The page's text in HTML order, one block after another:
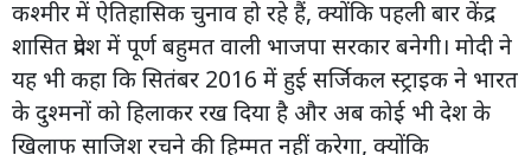
कश्मीर में ऐतिहासिक चुनाव हो रहे हैं, क्योंकि पहली बार केंद्र
शासित प्रदेश में पूर्ण बहुमत वाली भाजपा सरकार बनेगी। मोदी ने
यह भी कहा कि सितंबर 2016 में हुई सर्जिकल स्ट्राइक ने भारत
के दुश्मनों को हिलाकर रख दिया है और अब कोई भी देश के
खिलाफ साजिश रचने की हिम्मत नहीं करेगा, क्योंकि